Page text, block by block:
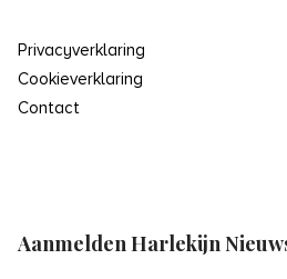
Privacyverklaring
Cookieverklaring
Contact
Aanmelden Harlekijn